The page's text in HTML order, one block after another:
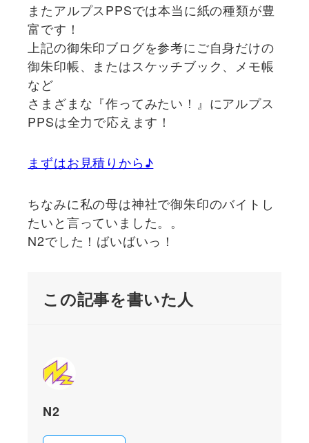
またアルプスPPSでは本当に紙の種類が豊
富です！
上記の御朱印ブログを参考にご自身だけの
御朱印帳、またはスケッチブック、メモ帳
など
さまざまな『作ってみたい！』にアルプス
PPSは全力で応えます！
まずはお見積りから♪
ちなみに私の母は神社で御朱印のバイトし
たいと言っていました。。
N2でした！ばいばいっ！
この記事を書いた人
N2